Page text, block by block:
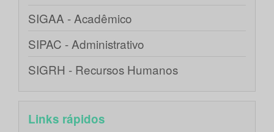
SIGAA - Acadêmico
SIPAC - Administrativo
SIGRH - Recursos Humanos
Links rápidos